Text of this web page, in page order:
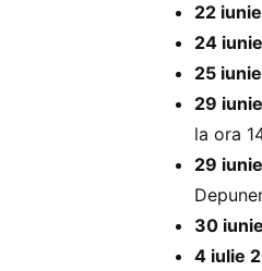
22
24
25
29
la ora
29
30
4 iulie